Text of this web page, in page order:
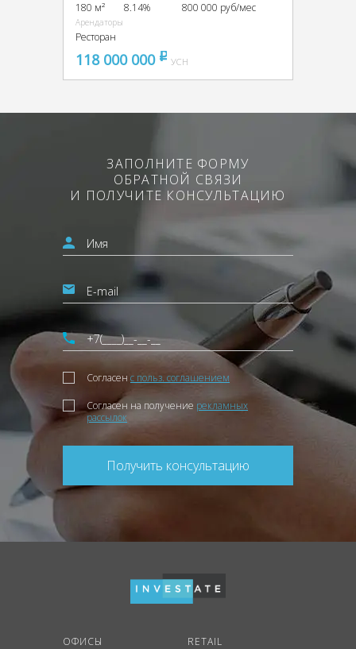
180 м² 8.14% 800 000 руб/мес
Арендаторы
Ресторан
118 000 000 pуб
УСН
ЗАПОЛНИТЕ ФОРМУ
ОБРАТНОЙ СВЯЗИ
И ПОЛУЧИТЕ КОНСУЛЬТАЦИЮ
Согласен с польз. соглашением
Согласен на получение рекламных
рассылок
Получить консультацию
ОФИСЫ
RETAIL